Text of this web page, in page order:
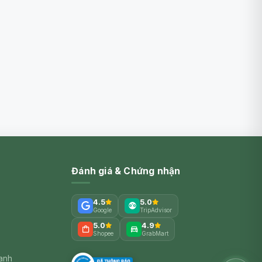
Đánh giá & Chứng nhận
4.5
Google
5.0
TripAdvisor
5.0
Shopee
4.9
GrabMart